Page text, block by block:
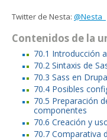
Twitter de Nesta: @Nesta_
Contenidos de la
70.1 Introducción
70.2 Sintaxis de
70.3 Sass en
70.4 Posibles
70.5 Preparación
componentes
70.6 Creación y
70.7 Comparativa